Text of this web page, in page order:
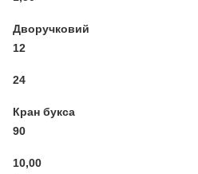
Дворучковий
12
24
Кран букса
90
10,00